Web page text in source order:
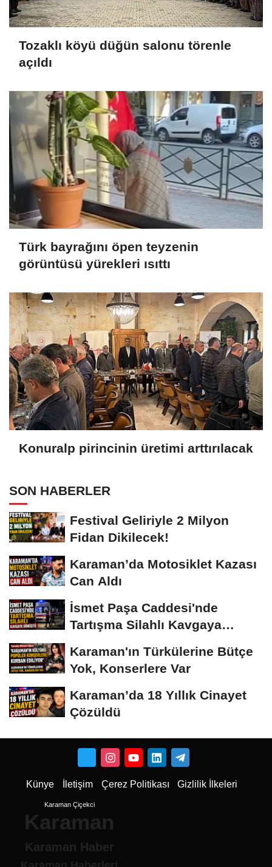
Tozaklı köyü düğün salonu törenle
açıldı
Türk bayrağını öpen teyzenin
görüntüsü yürekleri ısıttı
Konuralp pirincinin üretimi arttırılacak
SON HABERLER
Festival Geliriyle 2 Milyon
Fidan Dikilecek!
Karaman’da Motosiklet Kazası
Can Aldı
İsmet Paşa Caddesi'nde
Tartışma Silahlı Kavgaya
Karaman'ın Türkülerine Bütçe
Yok, Konserlere Var
Karaman’da 18 Yıllık Cinayet
Çözüldü
Künye İletişim Çerez Politikası Gizlilik İlkeleri
Karaman Çiçekci
Karaman
Karaman Haber